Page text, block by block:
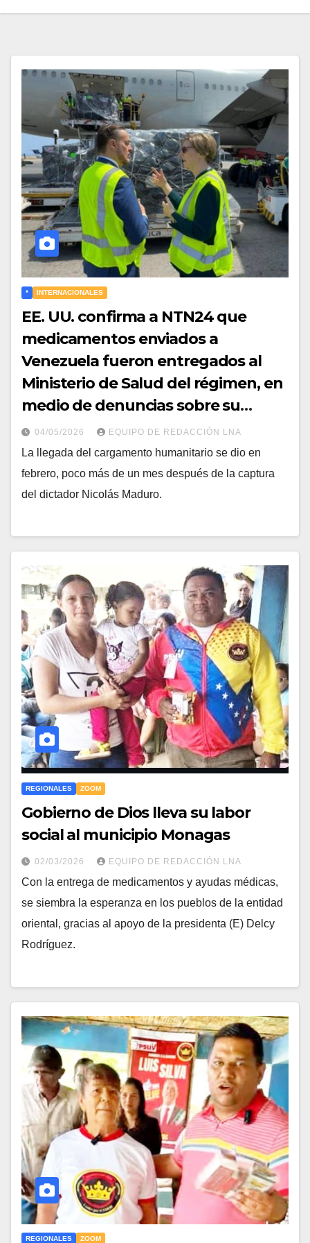
* INTERNACIONALES
EE. UU. confirma a NTN24 que
medicamentos enviados a
Venezuela fueron entregados al
Ministerio de Salud del régimen, en
medio de denuncias sobre su
paradero
04/05/2026 EQUIPO DE REDACCIÓN LNA
La llegada del cargamento humanitario se dio en
febrero, poco más de un mes después de la captura
del dictador Nicolás Maduro.
REGIONALES ZOOM
Gobierno de Dios lleva su labor
social al municipio Monagas
02/03/2026 EQUIPO DE REDACCIÓN LNA
Con la entrega de medicamentos y ayudas médicas,
se siembra la esperanza en los pueblos de la entidad
oriental, gracias al apoyo de la presidenta (E) Delcy
Rodríguez.
REGIONALES ZOOM